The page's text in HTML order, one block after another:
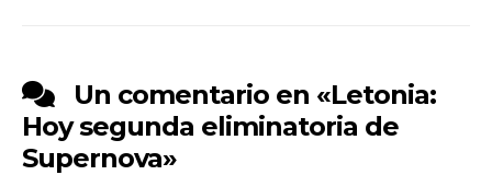
Un comentario en «Letonia:
Hoy segunda eliminatoria de
Supernova»